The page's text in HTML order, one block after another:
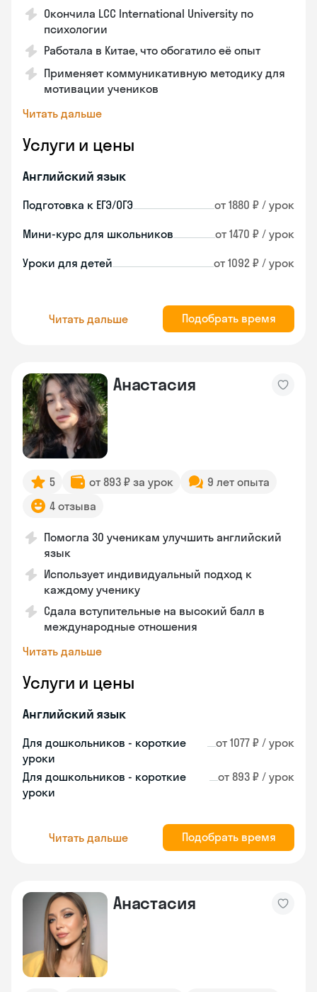
Окончила LCC International University по
психологии
Работала в Китае, что обогатило её опыт
Применяет коммуникативную методику для
мотивации учеников
Читать дальше
Услуги и цены
Английский язык
Подготовка к ЕГЭ/ОГЭ от 1880 ₽ / урок
Мини-курс для школьников от 1470 ₽ / урок
Уроки для детей от 1092 ₽ / урок
Читать дальше Подобрать время
Анастасия
5 от 893 ₽ за урок
9 лет опыта
4 отзыва
Помогла 30 ученикам улучшить английский
язык
Использует индивидуальный подход к
каждому ученику
Сдала вступительные на высокий балл в
международные отношения
Читать дальше
Услуги и цены
Английский язык
Для дошкольников - короткие
уроки
от 1077 ₽ / урок
Для дошкольников - короткие
уроки
от 893 ₽ / урок
Читать дальше Подобрать время
Анастасия